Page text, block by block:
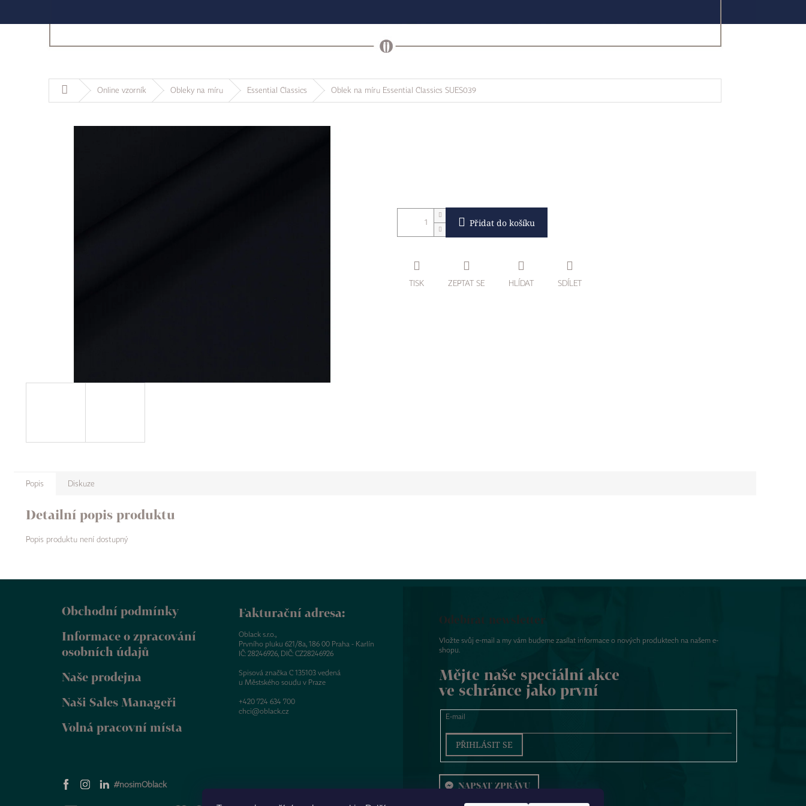
Domů Online vzorník Obleky na míru Essential Classics Oblek na míru Essential Classics SUES039
Přidat do košíku
TISK ZEPTAT SE HLÍDAT SDÍLET
Popis Diskuze
Detailní popis produktu
Popis produktu není dostupný
Obchodní podmínky
Informace o zpracování
osobních údajů
Naše prodejna
Naši Sales Manageři
Volná pracovní místa
#nosimOblack
Fakturační adresa:
Oblack s.r.o.,
Prvního pluku 621/8a, 186 00 Praha - Karlín
IČ: 28246926, DIČ: CZ28246926
Spisová značka C 135103 vedená
u Městského soudu v Praze
+420 724 634 700
chci@oblack.cz
Odebírat newsletter
Vložte svůj e-mail a my vám budeme zasílat informace o nových produktech na našem e-
shopu.
Mějte naše speciální akce
ve schránce jako první
E-mail
PŘIHLÁSIT SE
NAPSAT ZPRÁVU